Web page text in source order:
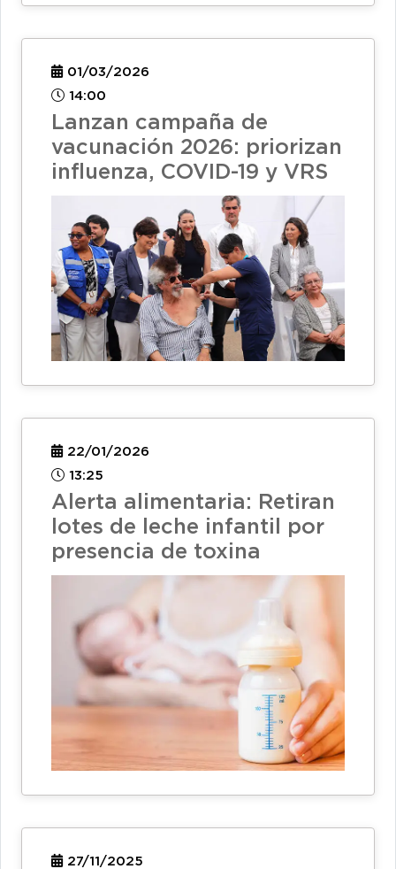
01/03/2026
14:00
Lanzan campaña de
vacunación 2026: priorizan
influenza, COVID-19 y VRS
22/01/2026
13:25
Alerta alimentaria: Retiran
lotes de leche infantil por
presencia de toxina
27/11/2025